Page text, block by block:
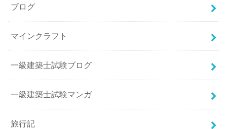
ブログ
マインクラフト
一級建築士試験ブログ
一級建築士試験マンガ
旅行記